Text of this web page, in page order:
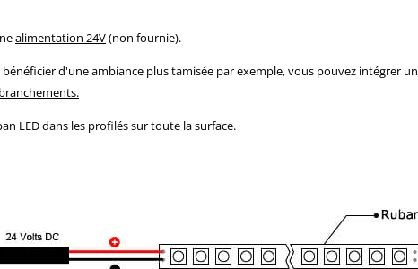
alimentation 24V(non fournie).
d'une ambiance plus tamisée par exemple, vous pouvez intégrer un
LED dans les profilés sur toute la surface.